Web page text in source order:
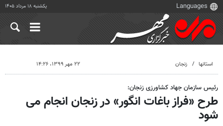
یکشنبه ۱۸ مرداد ۱۴۰۵
استانها زنجان ۲۲ مهر ۱۳۹۹، ۱۴:۲۶
رئیس سازمان جهاد کشاورزی زنجان:
طرح «فراز باغات انگور» در زنجان انجام می
شود